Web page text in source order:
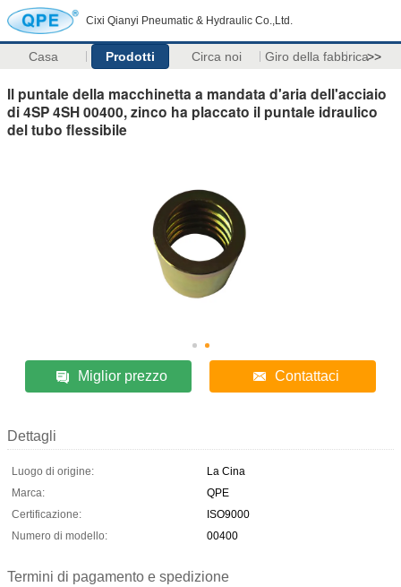
Cixi Qianyi Pneumatic & Hydraulic Co.,Ltd.
Casa Prodotti Circa noi Giro della fabbrica>>
Il puntale della macchinetta a mandata d'aria dell'acciaio
di 4SP 4SH 00400, zinco ha placcato il puntale idraulico
del tubo flessibile
Miglior prezzo Contattaci
Dettagli
Luogo di origine:
La Cina
Marca:
QPE
Certificazione:
ISO9000
Numero di modello:
00400
Termini di pagamento e spedizione